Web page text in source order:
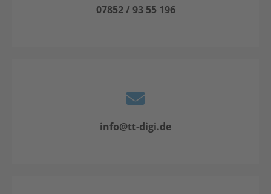
07852 / 93 55 196
info@tt-digi.de